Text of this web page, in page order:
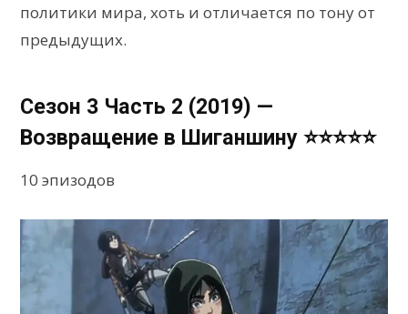
политики мира, хоть и отличается по тону от
предыдущих.
Сезон 3 Часть 2 (2019) —
Возвращение в Шиганшину ⭐⭐⭐⭐⭐
10 эпизодов